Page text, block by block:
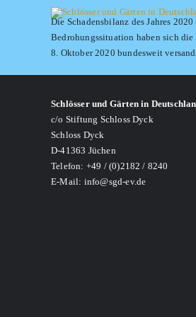
Die Schadensbilanz des Jahres
Bedrohungssituation haben sich die
8. Oktober 2020 bundesweit
Schlösser und Gärten in
c/o Stiftung Schloss Dyck
Schloss Dyck
D-41363 Jüchen
Telefon: +49 / (0)2182 / 8240
E-Mail: info@sgd-ev.de